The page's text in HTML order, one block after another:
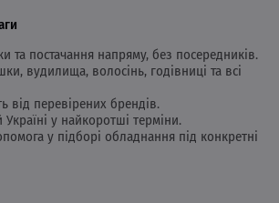
та постачання напряму, без посередників.
вудилища, волосінь, годівниці та всі
від перевірених брендів.
Україні у найкоротші терміни.
у підборі обладнання під конкретні